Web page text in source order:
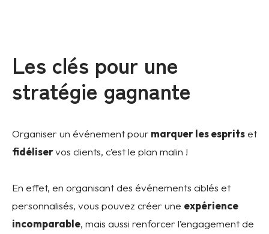
Les clés pour une
stratégie gagnante
Organiser un événement pour marquer les espritset
fidéliservos clients, c’est le plan malin !
En effet, en organisant des événements ciblés et
personnalisés, vous pouvez créer une expérience
incomparable, mais aussi renforcer l’engagement de